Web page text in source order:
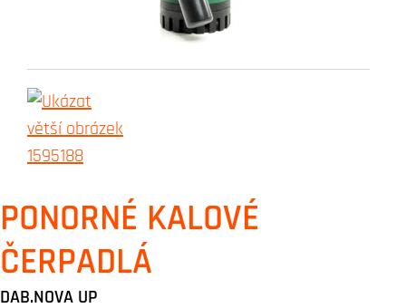
PONORNÉ KALOVÉ
ČERPADLÁ
DAB.NOVA UP